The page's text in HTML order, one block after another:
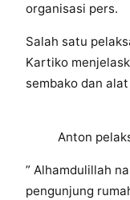
organisasi pers.
Salah satu
Kartiko
sembako dan
Anton
” Alhamdulillah
pengunjung